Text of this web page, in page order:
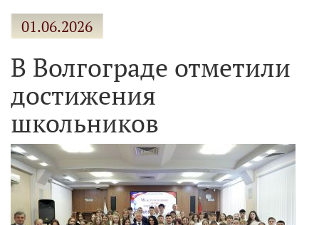
01.06.2026
В Волгограде отметили
достижения
школьников